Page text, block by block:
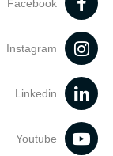
Facebook
Instagram
Linkedin
Youtube